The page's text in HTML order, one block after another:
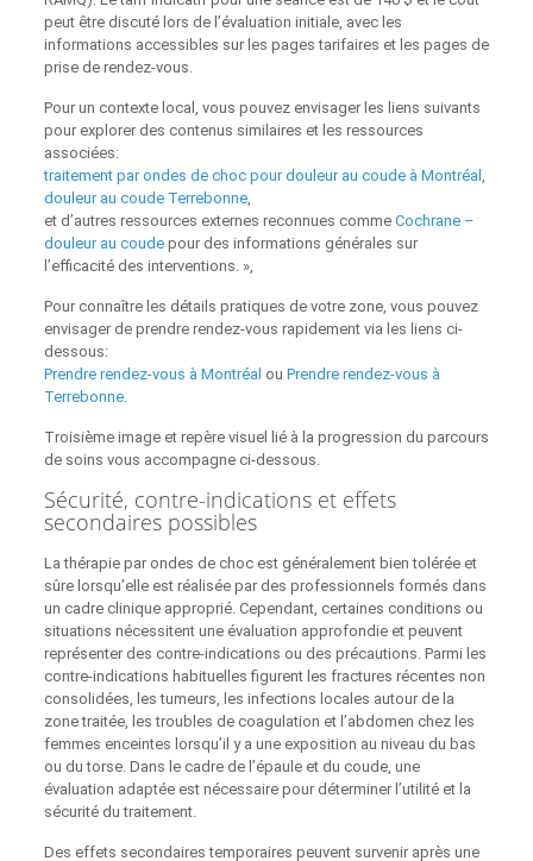
peut être discuté lors de l’évaluation initiale, avec les
informations accessibles sur les pages tarifaires et les pages de
prise de rendez-vous.
Pour un contexte local, vous pouvez envisager les liens suivants
pour explorer des contenus similaires et les ressources
associées:
traitement par ondes de choc pour douleur au coude à Montréal ,
douleur au coude Terrebonne,
et d’autres ressources externes reconnues comme Cochrane –
douleur au coudepour des informations générales sur
l’efficacité des interventions. »,
Pour connaître les détails pratiques de votre zone, vous pouvez
envisager de prendre rendez-vous rapidement via les liens ci-
dessous:
Prendre rendez-vous à Montréal ou Prendre rendez-vous à
Terrebonne.
Troisième image et repère visuel lié à la progression du parcours
de soins vous accompagne ci‑dessous.
Sécurité, contre-indications et effets
secondaires possibles
La thérapie par ondes de choc est généralement bien tolérée et
sûre lorsqu’elle est réalisée par des professionnels formés dans
un cadre clinique approprié. Cependant, certaines conditions ou
situations nécessitent une évaluation approfondie et peuvent
représenter des contre‑indications ou des précautions. Parmi les
contre-indications habituelles figurent les fractures récentes non
consolidées, les tumeurs, les infections locales autour de la
zone traitée, les troubles de coagulation et l’abdomen chez les
femmes enceintes lorsqu’il y a une exposition au niveau du bas
ou du torse. Dans le cadre de l’épaule et du coude, une
évaluation adaptée est nécessaire pour déterminer l’utilité et la
sécurité du traitement.
Des effets secondaires temporaires peuvent survenir après une